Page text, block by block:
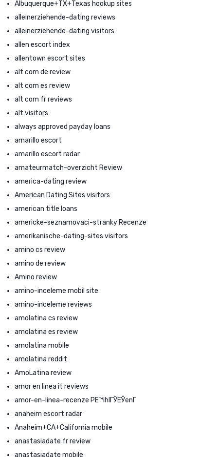
Albuquerque+TX+Texas hookup sites
alleinerziehende-dating reviews
alleinerziehende-dating visitors
allen escort index
allentown escort sites
alt com de review
alt com es review
alt com fr reviews
alt visitors
always approved payday loans
amarillo escort
amarillo escort radar
amateurmatch-overzicht Review
america-dating review
American Dating Sites visitors
american title loans
americke-seznamovaci-stranky Recenze
amerikanische-dating-sites visitors
amino cs review
amino de review
Amino review
amino-inceleme mobil site
amino-inceleme reviews
amolatina cs review
amolatina es review
amolatina mobile
amolatina reddit
AmoLatina review
amor en linea it reviews
amor-en-linea-recenze PЕ™ihlГЎЕЎenГ­
anaheim escort radar
Anaheim+CA+California mobile
anastasiadate fr review
anastasiadate mobile